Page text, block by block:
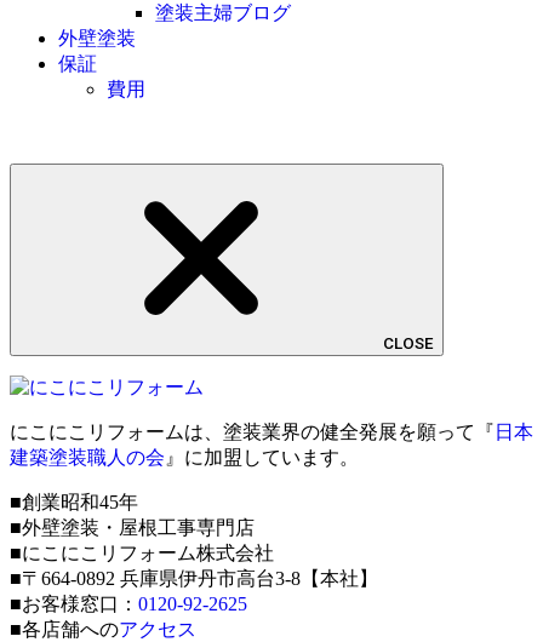
塗装主婦ブログ
外壁塗装
保証
費用
CLOSE
にこにこリフォームは、塗装業界の健全発展を願って『 日本
建築塗装職人の会 』に加盟しています。
■創業昭和45年
■外壁塗装・屋根工事専門店
■にこにこリフォーム株式会社
■〒664-0892 兵庫県伊丹市高台3-8【本社】
■お客様窓口： 0120-92-2625
■各店舗へのアクセス